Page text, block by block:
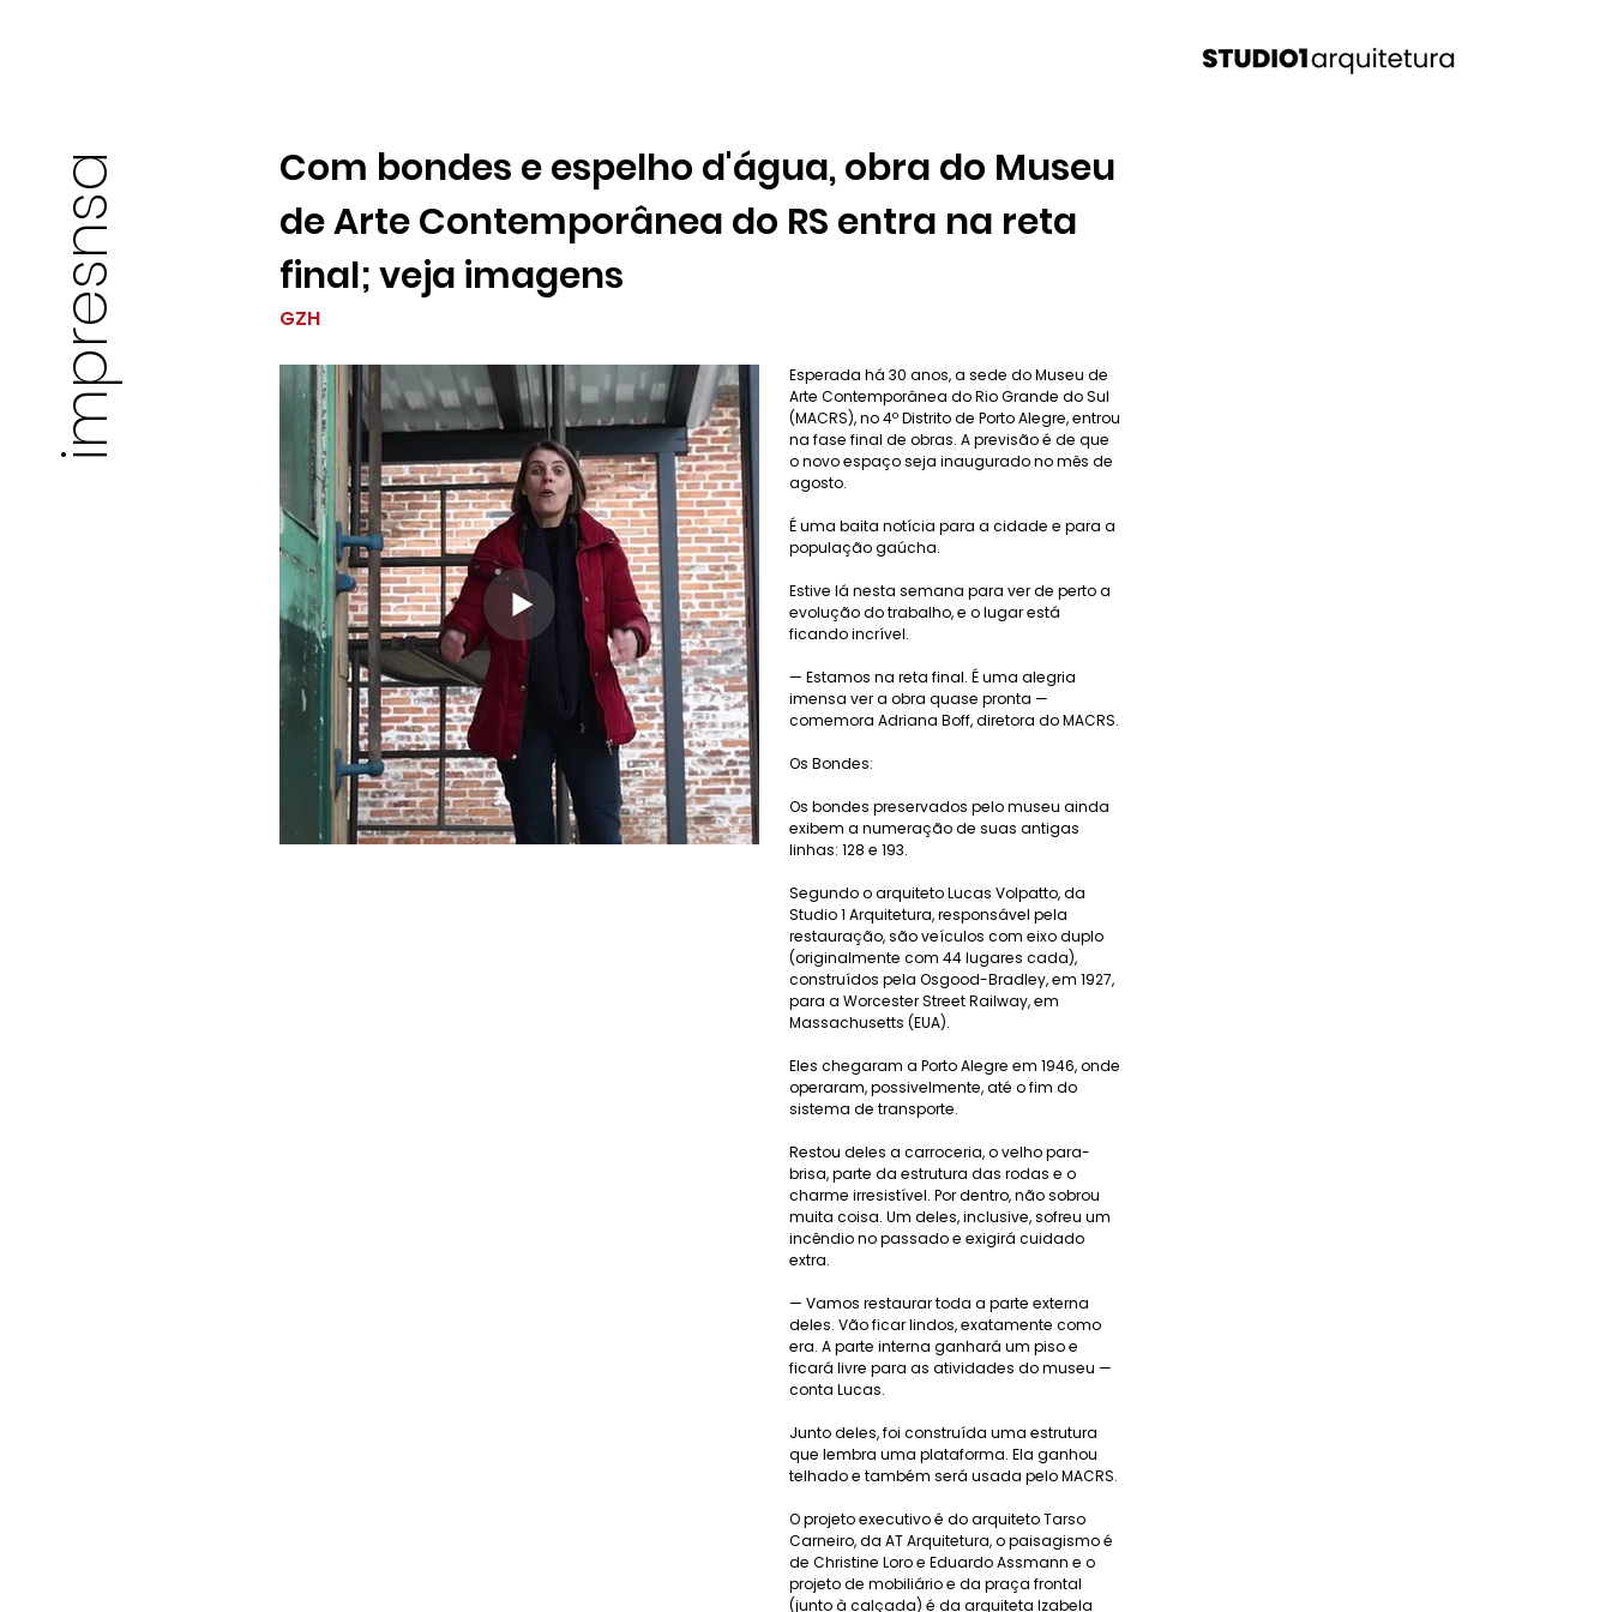
impresnsa
Com bondes e espelho d'água, obra do Museu
de Arte Contemporânea do RS entra na reta
final; veja imagens
GZH
Esperada há 30 anos, a sede do Museu de
Arte Contemporânea do Rio Grande do Sul
(MACRS), no 4º Distrito de Porto Alegre, entrou
na fase final de obras. A previsão é de que
o novo espaço seja inaugurado no mês de
agosto.
É uma baita notícia para a cidade e para a
população gaúcha.
Estive lá nesta semana para ver de perto a
evolução do trabalho, e o lugar está
ficando incrível.
— Estamos na reta final. É uma alegria
imensa ver a obra quase pronta —
comemora Adriana Boff, diretora do MACRS.
Os Bondes:
Os bondes preservados pelo museu ainda
exibem a numeração de suas antigas
linhas: 128 e 193.
Segundo o arquiteto Lucas Volpatto, da
Studio 1 Arquitetura, responsável pela
restauração, são veículos com eixo duplo
(originalmente com 44 lugares cada),
construídos pela Osgood-Bradley, em 1927,
para a Worcester Street Railway, em
Massachusetts (EUA).
Eles chegaram a Porto Alegre em 1946, onde
operaram, possivelmente, até o fim do
sistema de transporte.
Restou deles a carroceria, o velho para-
brisa, parte da estrutura das rodas e o
charme irresistível. Por dentro, não sobrou
muita coisa. Um deles, inclusive, sofreu um
incêndio no passado e exigirá cuidado
extra.
— Vamos restaurar toda a parte externa
deles. Vão ficar lindos, exatamente como
era. A parte interna ganhará um piso e
ficará livre para as atividades do museu —
conta Lucas.
Junto deles, foi construída uma estrutura
que lembra uma plataforma. Ela ganhou
telhado e também será usada pelo MACRS.
O projeto executivo é do arquiteto Tarso
Carneiro, da AT Arquitetura, o paisagismo é
de Christine Loro e Eduardo Assmann e o
projeto de mobiliário e da praça frontal
(junto à calçada) é da arquiteta Izabela